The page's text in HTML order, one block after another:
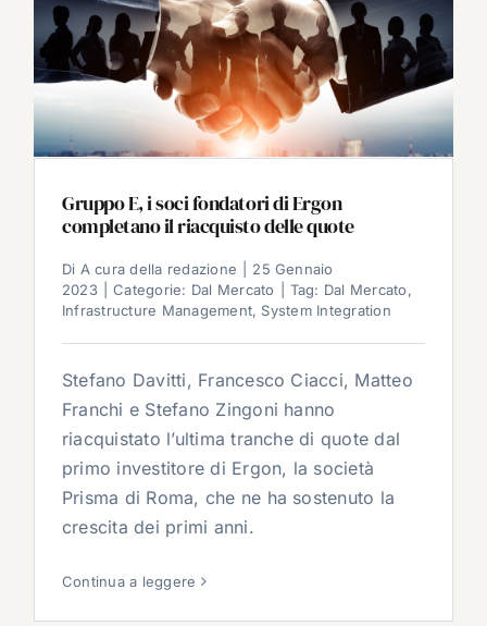
Gruppo E, i soci fondatori di Ergon
completano il riacquisto delle quote
Di A cura della redazione
25 Gennaio
2023
Categorie: Dal Mercato Tag: Dal Mercato,
Infrastructure Management, System Integration
Stefano Davitti, Francesco Ciacci, Matteo
Franchi e Stefano Zingoni hanno
riacquistato l’ultima tranche di quote dal
primo investitore di Ergon, la società
Prisma di Roma, che ne ha sostenuto la
crescita dei primi anni.
Continua a leggere